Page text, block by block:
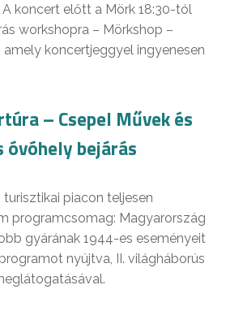
koncert előtt a Mörk 18:30-tól
workshopra – Mörkshop –
koncertjeggyel ingyenesen
– Csepel Művek és
óvóhely bejárás
piacon teljesen
programcsomag: Magyarország
gyárának 1944-es eseményeit
nyújtva, II. világháborús